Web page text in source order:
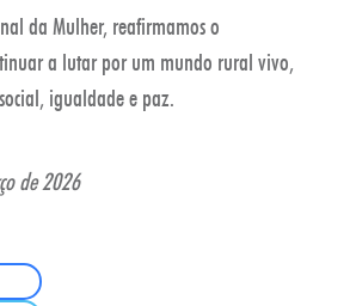
da Mulher, reafirmamos o
a lutar por um mundo rural vivo,
igualdade e paz.
de 2026